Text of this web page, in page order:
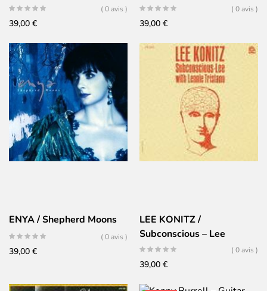
( 0 avis )
39,00 €
Selection
( 0 avis )
39,00 €
ENYA / Shepherd Moons
( 0 avis )
39,00 €
LEE KONITZ /
Subconscious – Lee
( 0 avis )
39,00 €